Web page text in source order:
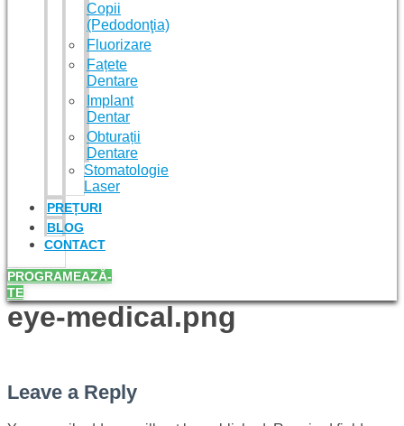
Copii
(Pedodonţia)
Fluorizare
Fațete
Dentare
Implant
Dentar
Obturații
Dentare
Stomatologie
Laser
PREȚURI
BLOG
CONTACT
PROGRAMEAZĂ-
TE
eye-medical.png
Leave a Reply